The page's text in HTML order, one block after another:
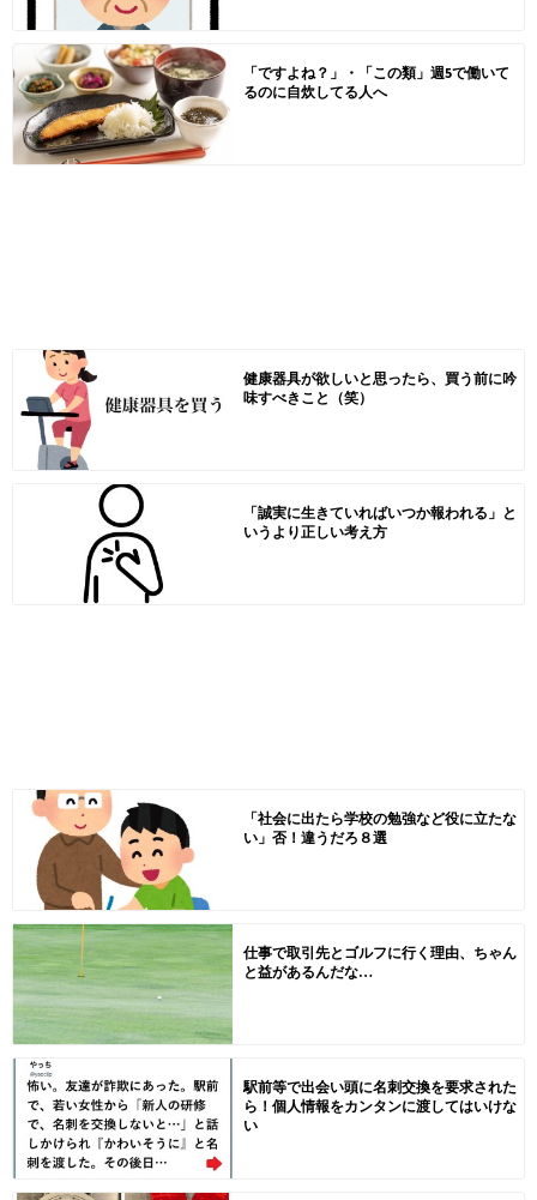
「ですよね？」・「この類」週5で働いて
るのに自炊してる人へ
健康器具が欲しいと思ったら、買う前に吟
味すべきこと（笑）
「誠実に生きていればいつか報われる」と
いうより正しい考え方
「社会に出たら学校の勉強など役に立たな
い」否！違うだろ８選
仕事で取引先とゴルフに行く理由、ちゃん
と益があるんだな…
駅前等で出会い頭に名刺交換を要求された
ら！個人情報をカンタンに渡してはいけな
い